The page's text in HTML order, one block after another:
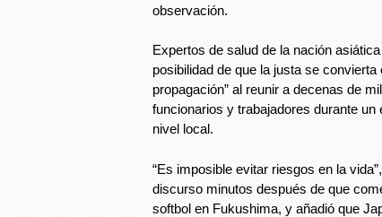
observación.
Expertos de salud de la nación
posibilidad de que la justa se
propagación” al reunir a decenas de
funcionarios y trabajadores durante un
nivel local.
“Es imposible evitar riesgos en la
discurso minutos después de que
softbol en Fukushima, y añadió que